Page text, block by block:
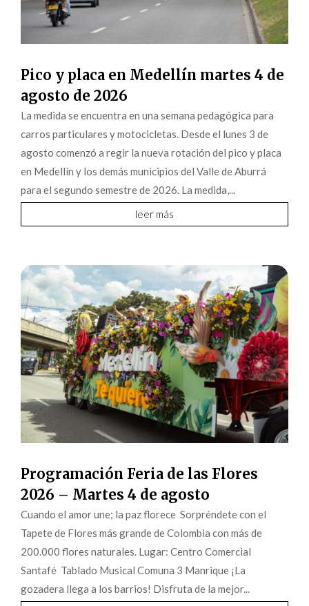
Pico y placa en Medellín martes 4 de
agosto de 2026
La medida se encuentra en una semana pedagógica para
carros particulares y motocicletas. Desde el lunes 3 de
agosto comenzó a regir la nueva rotación del pico y placa
en Medellín y los demás municipios del Valle de Aburrá
para el segundo semestre de 2026. La medida,...
leer más
Programación Feria de las Flores
2026 – Martes 4 de agosto
Cuando el amor une; la paz florece Sorpréndete con el
Tapete de Flores más grande de Colombia con más de
200.000 flores naturales. Lugar: Centro Comercial
Santafé Tablado Musical Comuna 3 Manrique ¡La
gozadera llega a los barrios! Disfruta de la mejor...